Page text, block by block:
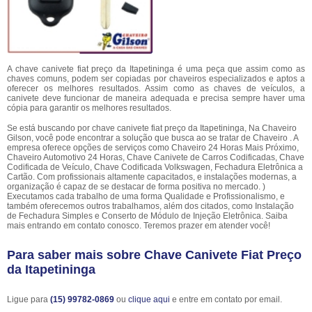
A chave canivete fiat preço da Itapetininga é uma peça que assim como as
chaves comuns, podem ser copiadas por chaveiros especializados e aptos a
oferecer os melhores resultados. Assim como as chaves de veículos, a
canivete deve funcionar de maneira adequada e precisa sempre haver uma
cópia para garantir os melhores resultados.
Se está buscando por chave canivete fiat preço da Itapetininga, Na Chaveiro
Gilson, você pode encontrar a solução que busca ao se tratar de Chaveiro . A
empresa oferece opções de serviços como Chaveiro 24 Horas Mais Próximo,
Chaveiro Automotivo 24 Horas, Chave Canivete de Carros Codificadas, Chave
Codificada de Veículo, Chave Codificada Volkswagen, Fechadura Eletrônica a
Cartão. Com profissionais altamente capacitados, e instalações modernas, a
organização é capaz de se destacar de forma positiva no mercado. )
Executamos cada trabalho de uma forma Qualidade e Profissionalismo, e
também oferecemos outros trabalhamos, além dos citados, como Instalação
de Fechadura Simples e Conserto de Módulo de Injeção Eletrônica. Saiba
mais entrando em contato conosco. Teremos prazer em atender você!
Para saber mais sobre Chave Canivete Fiat Preço
da Itapetininga
Ligue para (15) 99782-0869 ou clique aqui e entre em contato por email.